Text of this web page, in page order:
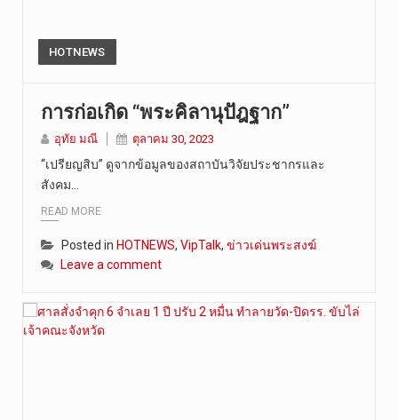
HOTNEWS
การก่อเกิด “พระคิลานุปัฎฐาก”
อุทัย มณี ตุลาคม 30, 2023
“เปรียญสิบ” ดูจากข้อมูลของสถาบันวิจัยประชากรและ
สังคม…
READ MORE
Posted in HOTNEWS, VipTalk, ข่าวเด่นพระสงฆ์
Leave a comment